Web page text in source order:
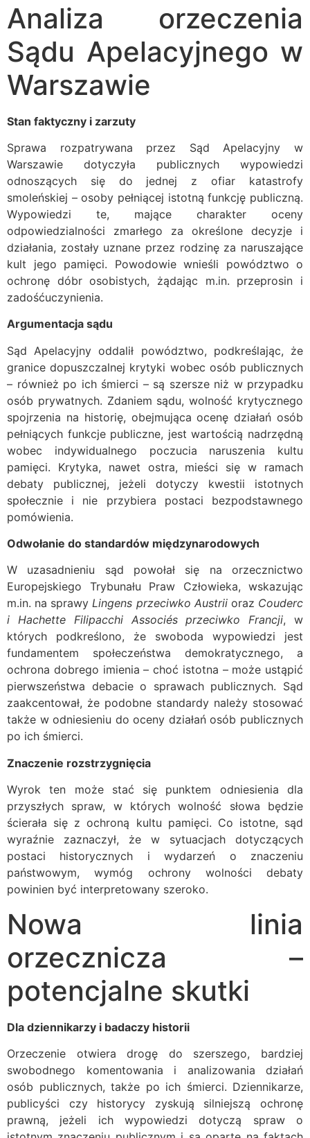
Analiza orzeczenia
Sądu Apelacyjnego w
Warszawie
Stan faktyczny i zarzuty
Sprawa rozpatrywana przez Sąd Apelacyjny w
Warszawie dotyczyła publicznych wypowiedzi
odnoszących się do jednej z ofiar katastrofy
smoleńskiej – osoby pełniącej istotną funkcję publiczną.
Wypowiedzi te, mające charakter oceny
odpowiedzialności zmarłego za określone decyzje i
działania, zostały uznane przez rodzinę za naruszające
kult jego pamięci. Powodowie wnieśli powództwo o
ochronę dóbr osobistych, żądając m.in. przeprosin i
zadośćuczynienia.
Argumentacja sądu
Sąd Apelacyjny oddalił powództwo, podkreślając, że
granice dopuszczalnej krytyki wobec osób publicznych
– również po ich śmierci – są szersze niż w przypadku
osób prywatnych. Zdaniem sądu, wolność krytycznego
spojrzenia na historię, obejmująca ocenę działań osób
pełniących funkcje publiczne, jest wartością nadrzędną
wobec indywidualnego poczucia naruszenia kultu
pamięci. Krytyka, nawet ostra, mieści się w ramach
debaty publicznej, jeżeli dotyczy kwestii istotnych
społecznie i nie przybiera postaci bezpodstawnego
pomówienia.
Odwołanie do standardów międzynarodowych
W uzasadnieniu sąd powołał się na orzecznictwo
Europejskiego Trybunału Praw Człowieka, wskazując
m.in. na sprawyLingens przeciwko Austriioraz Couderc
i Hachette Filipacchi Associés przeciwko Francji, w
których podkreślono, że swoboda wypowiedzi jest
fundamentem społeczeństwa demokratycznego, a
ochrona dobrego imienia – choć istotna – może ustąpić
pierwszeństwa debacie o sprawach publicznych. Sąd
zaakcentował, że podobne standardy należy stosować
także w odniesieniu do oceny działań osób publicznych
po ich śmierci.
Znaczenie rozstrzygnięcia
Wyrok ten może stać się punktem odniesienia dla
przyszłych spraw, w których wolność słowa będzie
ścierała się z ochroną kultu pamięci. Co istotne, sąd
wyraźnie zaznaczył, że w sytuacjach dotyczących
postaci historycznych i wydarzeń o znaczeniu
państwowym, wymóg ochrony wolności debaty
powinien być interpretowany szeroko.
Nowa linia
orzecznicza –
potencjalne skutki
Dla dziennikarzy i badaczy historii
Orzeczenie otwiera drogę do szerszego, bardziej
swobodnego komentowania i analizowania działań
osób publicznych, także po ich śmierci. Dziennikarze,
publicyści czy historycy zyskują silniejszą ochronę
prawną, jeżeli ich wypowiedzi dotyczą spraw o